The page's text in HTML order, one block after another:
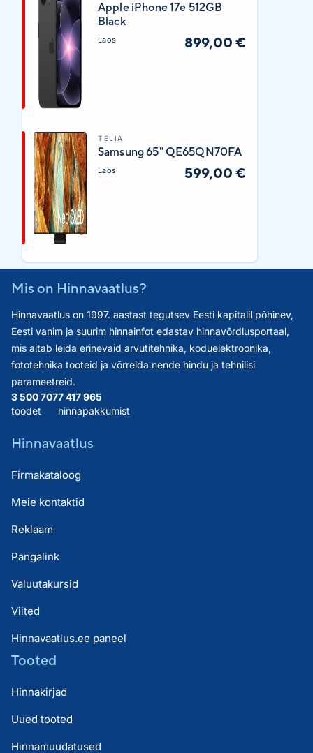
Apple iPhone 17e 512GB
Black
Laos 899,00 €
TELIA
Samsung 65" QE65QN70FA
Laos 599,00 €
Mis on Hinnavaatlus?
Hinnavaatlus on 1997. aastast tegutsev Eesti kapitalil põhinev,
Eesti vanim ja suurim hinnainfot edastav hinnavõrdlusportaal,
mis aitab leida erinevaid arvutitehnika, koduelektroonika,
fototehnika tooteid ja võrrelda nende hindu ja tehnilisi
parameetreid.
3 500 707
toodet
7 417 965
hinnapakkumist
Hinnavaatlus
Firmakataloog
Meie kontaktid
Reklaam
Pangalink
Valuutakursid
Viited
Hinnavaatlus.ee paneel
Tooted
Hinnakirjad
Uued tooted
Hinnamuudatused